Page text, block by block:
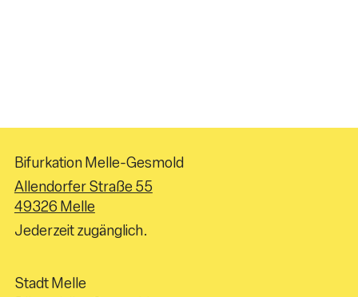
Bifurkation Melle-Gesmold
Allendorfer Straße 55
49326 Melle
Jederzeit zugänglich.
Stadt Melle